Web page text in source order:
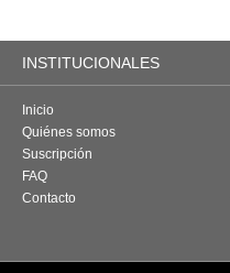
INSTITUCIONALES
Inicio
Quiénes somos
Suscripción
FAQ
Contacto